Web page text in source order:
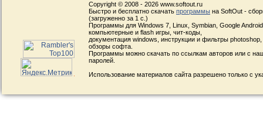
Copyright © 2008 - 2026 www.softout.ru
Быстро и бесплатно скачать программы на SoftOut -
(загруженно за 1 с.)
Программы для Windows 7, Linux, Symbian, Google
компьютерные и flash игры, чит-коды,
документация windows, инструкции и фильтры
обзоры софта.
Программы можно скачать по ссылкам авторов или с
паролей.
Использование материалов сайта разрешено только с